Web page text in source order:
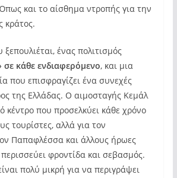
και το αίσθημα ντροπής για την
κράτος.
ένας πολιτισμός
σε κάθε ενδιαφερόμενο, και μια
που επισφραγίζει ένα συνεχές
της Ελλάδας. Ο αιμοσταγής Κεμάλ
κέντρο που προσελκύει κάθε χρόνο
τουρίστες, αλλά για τον
Παπαφλέσσα και άλλους ήρωες
φροντίδα και σεβασμός.
πολύ μικρή για να περιγράψει